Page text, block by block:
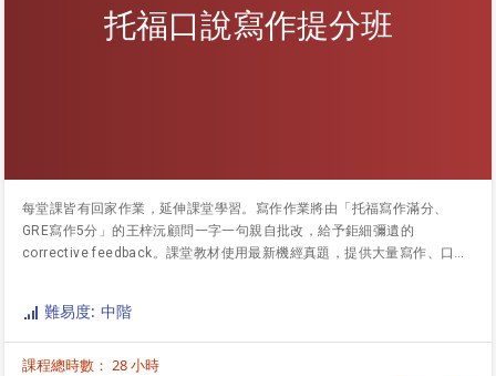
托福口說寫作提分班
每堂課皆有回家作業，延伸課堂學習。寫作作業將由「托福寫作滿分、
GRE寫作5分」的王梓沅顧問一字一句親自批改，給予鉅細彌遺的
corrective feedback。課堂教材使用最新機經真題，提供大量寫作、口說
連音規則、主動聽力)、筆記方式等等訓練。托福寫作、口說臉書群組中，
顧問將定期分享文章、機經、範文等等延伸課堂學習，也供同學於群組中
問問題。
難易度: 中階
課程總時數： 28 小時